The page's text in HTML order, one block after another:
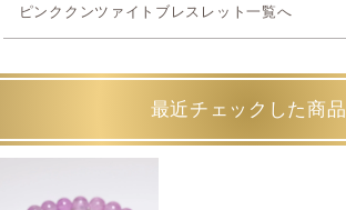
ピンククンツァイトブレスレット一覧へ
最近チェックした商品